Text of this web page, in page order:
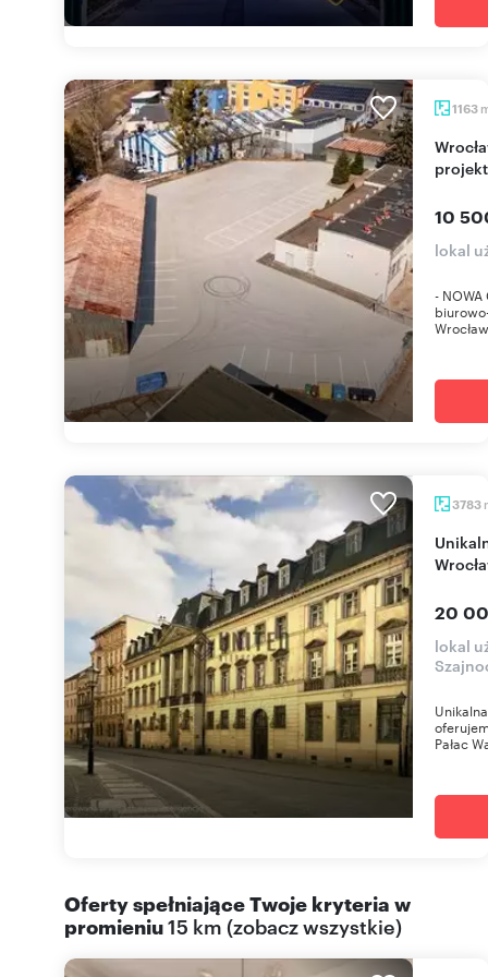
1163
Wrocław, Stare Miasto: Biuro i magazyn 1163 m² z
10
lokal
-
3783
Unikalny pałac z XVIII wieku (3 196 m²) w centrum
20
lokal
Pałac
Oferty spełniające Twoje kryteria w
promieniu15 km (zobacz wszystkie)